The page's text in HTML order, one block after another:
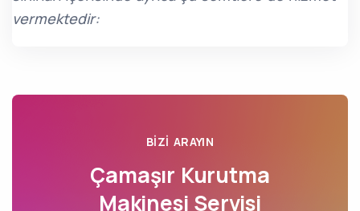
vermektedir:
BIZI ARAYIN
Çamaşır Kurutma
Makinesi Servisi